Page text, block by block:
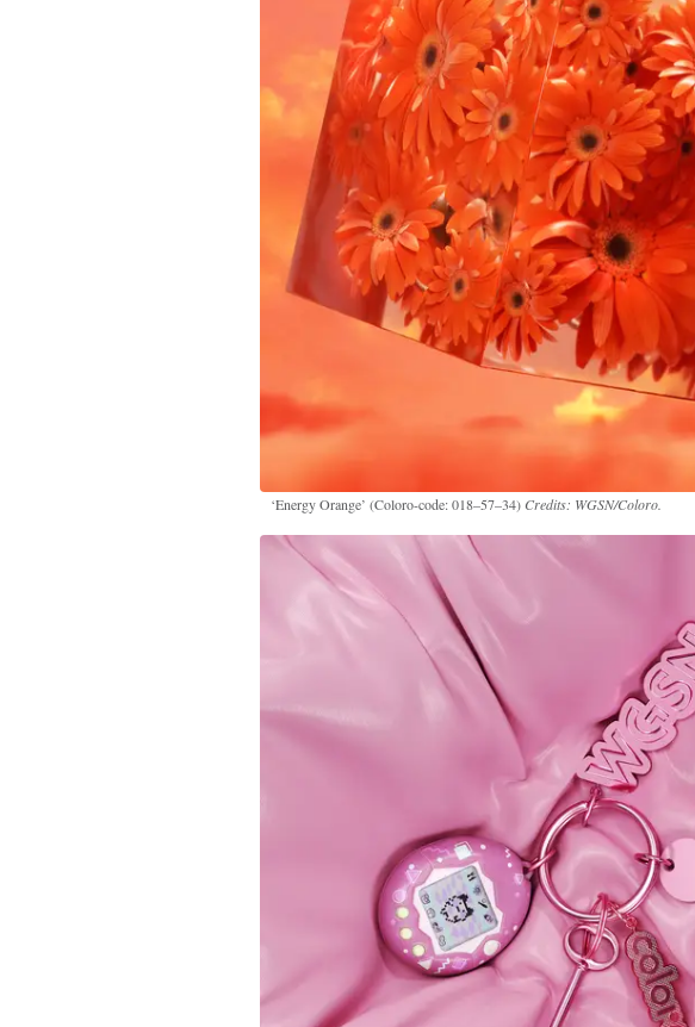
‘Energy Orange’ (Coloro-code: 018–57–34) Credits: WGSN/Coloro.